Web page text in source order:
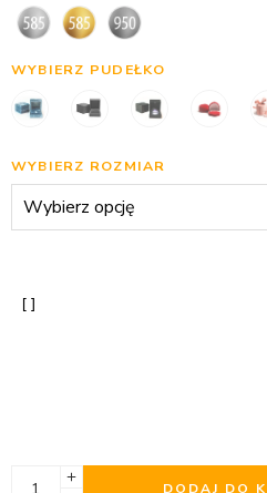
WYBIERZ PUDEŁKO
WYBIERZ ROZMIAR
DODAJ DO